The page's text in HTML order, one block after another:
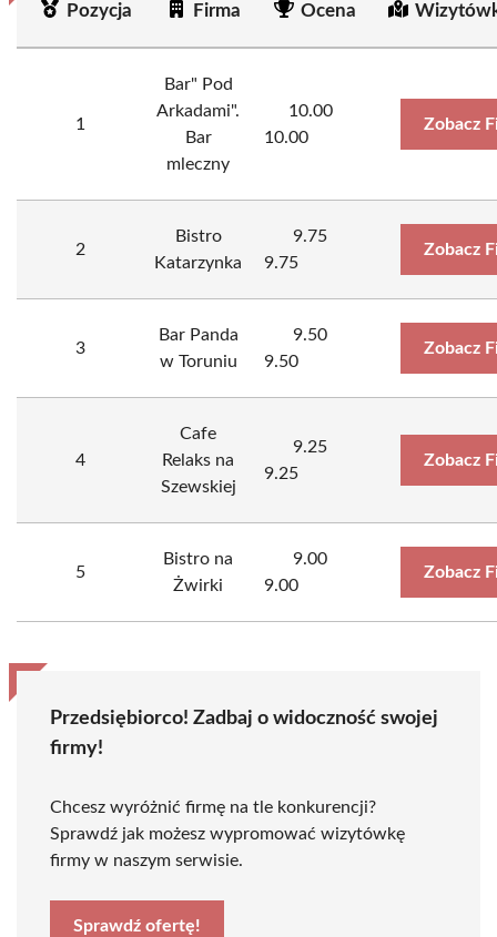
Pozycja Firma Ocena
1
Bar" Pod
Arkadami".
Bar
mleczny
10.00
10.00
Zobacz
2
Bistro
Katarzynka
9.75
9.75
Zobacz
3
Bar Panda
w Toruniu
9.50
9.50
Zobacz
4
Cafe
Relaks na
Szewskiej
9.25
9.25
Zobacz
5
Bistro na
Żwirki
9.00
9.00
Zobacz
Przedsiębiorco! Zadbaj o widoczność swojej
firmy!
Chcesz wyróżnić firmę na tle konkurencji?
Sprawdź jak możesz wypromować wizytówkę
firmy w naszym serwisie.
Sprawdź ofertę!